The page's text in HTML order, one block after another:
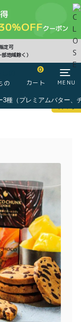
定可
地域除く）
の
0
カート MENU
CLOSE
0
ガトーショコラ
まとめ買いお得
3種（プレミアムバター、